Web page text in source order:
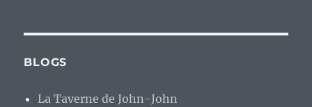
BLOGS
La Taverne de John-John